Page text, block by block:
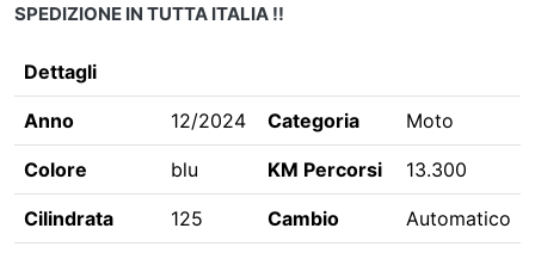
SPEDIZIONE IN TUTTA ITALIA !!
Dettagli
Anno 12/2024 Categoria Moto
Colore blu KM Percorsi 13.300
Cilindrata 125 Cambio Automatico